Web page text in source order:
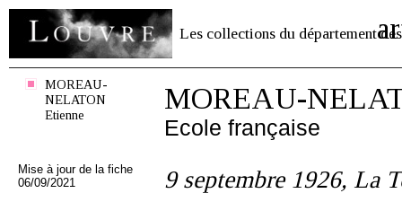
Les collections du département des
MOREAU-
NELATON
Etienne
Mise à jour de la fiche
06/09/2021
MOREAU-
Ecole française
9 septembre 1926, La